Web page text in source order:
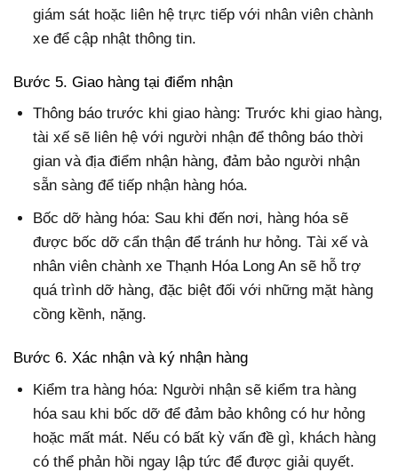
giám sát hoặc liên hệ trực tiếp với nhân viên chành
xe để cập nhật thông tin.
Bước 5. Giao hàng tại điểm nhận
Thông báo trước khi giao hàng: Trước khi giao hàng,
tài xế sẽ liên hệ với người nhận để thông báo thời
gian và địa điểm nhận hàng, đảm bảo người nhận
sẵn sàng để tiếp nhận hàng hóa.
Bốc dỡ hàng hóa: Sau khi đến nơi, hàng hóa sẽ
được bốc dỡ cẩn thận để tránh hư hỏng. Tài xế và
nhân viên chành xe Thạnh Hóa Long An sẽ hỗ trợ
quá trình dỡ hàng, đặc biệt đối với những mặt hàng
cồng kềnh, nặng.
Bước 6. Xác nhận và ký nhận hàng
Kiểm tra hàng hóa: Người nhận sẽ kiểm tra hàng
hóa sau khi bốc dỡ để đảm bảo không có hư hỏng
hoặc mất mát. Nếu có bất kỳ vấn đề gì, khách hàng
có thể phản hồi ngay lập tức để được giải quyết.